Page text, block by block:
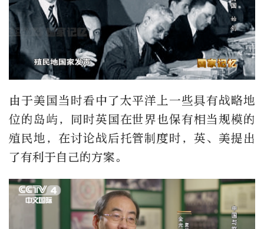
由于美国当时看中了太平洋上一些具有战略地
位的岛屿，同时英国在世界也保有相当规模的
殖民地，在讨论战后托管制度时，英、美提出
了有利于自己的方案。